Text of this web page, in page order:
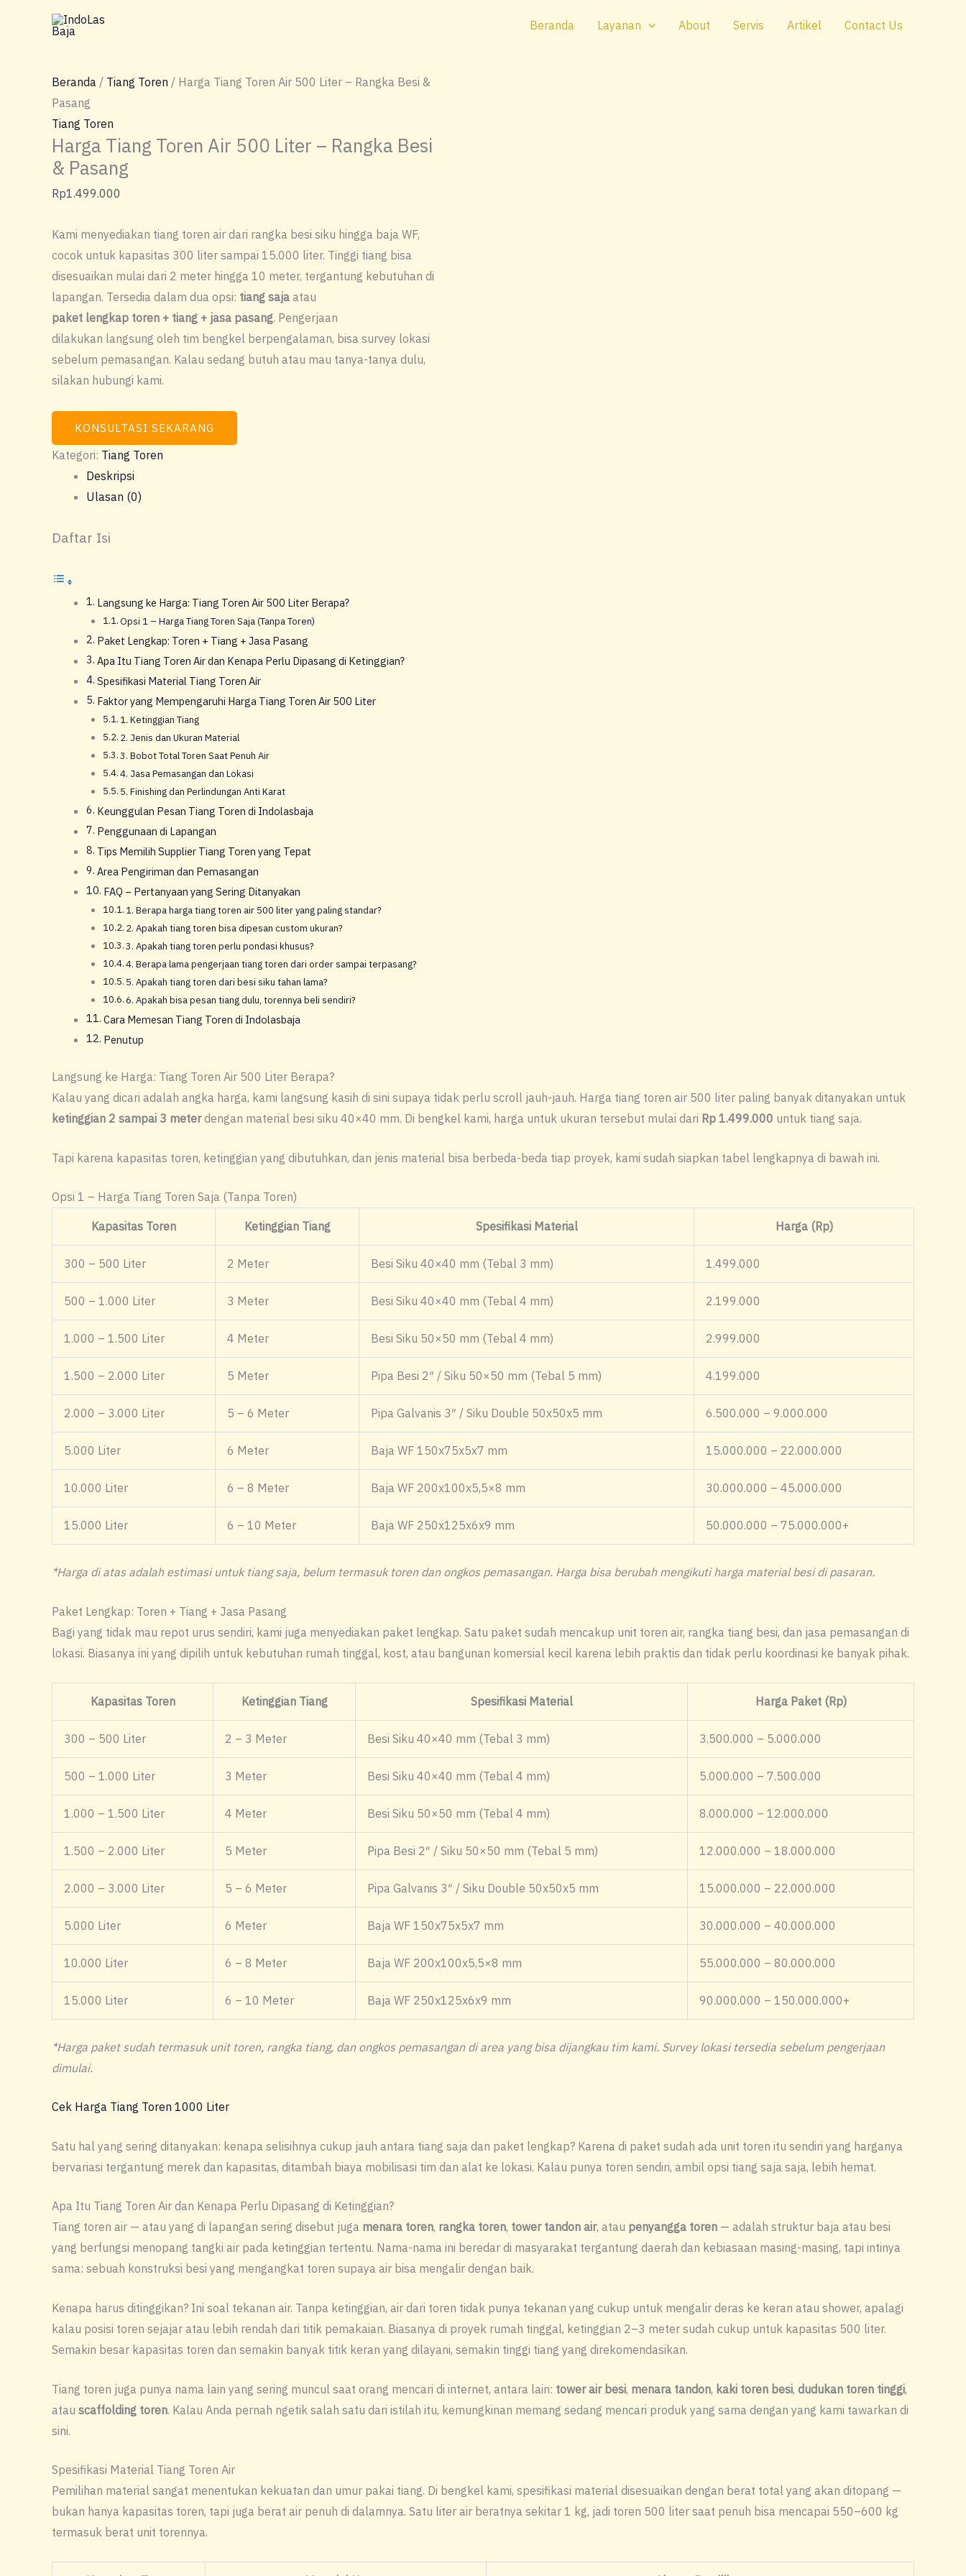
Beranda Layanan About Servis Artikel Contact Us
Beranda / Tiang Toren / Harga Tiang Toren Air 500 Liter – Rangka Besi &
Pasang
Tiang Toren
Harga Tiang Toren Air 500 Liter – Rangka Besi
& Pasang
Rp1.499.000
Kami menyediakan tiang toren air dari rangka besi siku hingga baja WF,
cocok untuk kapasitas 300 liter sampai 15.000 liter. Tinggi tiang bisa
disesuaikan mulai dari 2 meter hingga 10 meter, tergantung kebutuhan di
lapangan. Tersedia dalam dua opsi: tiang saja atau
paket lengkap toren + tiang + jasa pasang. Pengerjaan
dilakukan langsung oleh tim bengkel berpengalaman, bisa survey lokasi
sebelum pemasangan. Kalau sedang butuh atau mau tanya-tanya dulu,
silakan hubungi kami.
KONSULTASI SEKARANG
Kategori: Tiang Toren
Deskripsi
Ulasan (0)
Daftar Isi
Langsung ke Harga: Tiang Toren Air 500 Liter Berapa?
Opsi 1 – Harga Tiang Toren Saja (Tanpa Toren)
Paket Lengkap: Toren + Tiang + Jasa Pasang
Apa Itu Tiang Toren Air dan Kenapa Perlu Dipasang di Ketinggian?
Spesifikasi Material Tiang Toren Air
Faktor yang Mempengaruhi Harga Tiang Toren Air 500 Liter
1. Ketinggian Tiang
2. Jenis dan Ukuran Material
3. Bobot Total Toren Saat Penuh Air
4. Jasa Pemasangan dan Lokasi
5. Finishing dan Perlindungan Anti Karat
Keunggulan Pesan Tiang Toren di Indolasbaja
Penggunaan di Lapangan
Tips Memilih Supplier Tiang Toren yang Tepat
Area Pengiriman dan Pemasangan
FAQ – Pertanyaan yang Sering Ditanyakan
1. Berapa harga tiang toren air 500 liter yang paling standar?
2. Apakah tiang toren bisa dipesan custom ukuran?
3. Apakah tiang toren perlu pondasi khusus?
4. Berapa lama pengerjaan tiang toren dari order sampai terpasang?
5. Apakah tiang toren dari besi siku tahan lama?
6. Apakah bisa pesan tiang dulu, torennya beli sendiri?
Cara Memesan Tiang Toren di Indolasbaja
Penutup
Langsung ke Harga: Tiang Toren Air 500 Liter Berapa?
Kalau yang dicari adalah angka harga, kami langsung kasih di sini supaya tidak perlu scroll jauh-jauh. Harga tiang toren air 500 liter paling banyak ditanyakan untuk
ketinggian 2 sampai 3 meterdengan material besi siku 40×40 mm. Di bengkel kami, harga untuk ukuran tersebut mulai dari Rp 1.499.000 untuk tiang saja.
Tapi karena kapasitas toren, ketinggian yang dibutuhkan, dan jenis material bisa berbeda-beda tiap proyek, kami sudah siapkan tabel lengkapnya di bawah ini.
Opsi 1 – Harga Tiang Toren Saja (Tanpa Toren)
Kapasitas Toren Ketinggian Tiang Spesifikasi Material Harga (Rp)
300 – 500 Liter 2 Meter Besi Siku 40×40 mm (Tebal 3 mm) 1.499.000
500 – 1.000 Liter 3 Meter Besi Siku 40×40 mm (Tebal 4 mm) 2.199.000
1.000 – 1.500 Liter 4 Meter Besi Siku 50×50 mm (Tebal 4 mm) 2.999.000
1.500 – 2.000 Liter 5 Meter Pipa Besi 2″ / Siku 50×50 mm (Tebal 5 mm) 4.199.000
2.000 – 3.000 Liter 5 – 6 Meter Pipa Galvanis 3″ / Siku Double 50x50x5 mm 6.500.000 – 9.000.000
5.000 Liter 6 Meter Baja WF 150x75x5x7 mm 15.000.000 – 22.000.000
10.000 Liter 6 – 8 Meter Baja WF 200x100x5,5×8 mm 30.000.000 – 45.000.000
15.000 Liter 6 – 10 Meter Baja WF 250x125x6x9 mm 50.000.000 – 75.000.000+
*Harga di atas adalah estimasi untuk tiang saja, belum termasuk toren dan ongkos pemasangan. Harga bisa berubah mengikuti harga material besi di pasaran.
Paket Lengkap: Toren + Tiang + Jasa Pasang
Bagi yang tidak mau repot urus sendiri, kami juga menyediakan paket lengkap. Satu paket sudah mencakup unit toren air, rangka tiang besi, dan jasa pemasangan di
lokasi. Biasanya ini yang dipilih untuk kebutuhan rumah tinggal, kost, atau bangunan komersial kecil karena lebih praktis dan tidak perlu koordinasi ke banyak pihak.
Kapasitas Toren Ketinggian Tiang Spesifikasi Material Harga Paket (Rp)
300 – 500 Liter 2 – 3 Meter Besi Siku 40×40 mm (Tebal 3 mm) 3.500.000 – 5.000.000
500 – 1.000 Liter 3 Meter Besi Siku 40×40 mm (Tebal 4 mm) 5.000.000 – 7.500.000
1.000 – 1.500 Liter 4 Meter Besi Siku 50×50 mm (Tebal 4 mm) 8.000.000 – 12.000.000
1.500 – 2.000 Liter 5 Meter Pipa Besi 2″ / Siku 50×50 mm (Tebal 5 mm) 12.000.000 – 18.000.000
2.000 – 3.000 Liter 5 – 6 Meter Pipa Galvanis 3″ / Siku Double 50x50x5 mm 15.000.000 – 22.000.000
5.000 Liter 6 Meter Baja WF 150x75x5x7 mm 30.000.000 – 40.000.000
10.000 Liter 6 – 8 Meter Baja WF 200x100x5,5×8 mm 55.000.000 – 80.000.000
15.000 Liter 6 – 10 Meter Baja WF 250x125x6x9 mm 90.000.000 – 150.000.000+
*Harga paket sudah termasuk unit toren, rangka tiang, dan ongkos pemasangan di area yang bisa dijangkau tim kami. Survey lokasi tersedia sebelum pengerjaan
dimulai.
Cek Harga Tiang Toren 1000 Liter
Satu hal yang sering ditanyakan: kenapa selisihnya cukup jauh antara tiang saja dan paket lengkap? Karena di paket sudah ada unit toren itu sendiri yang harganya
bervariasi tergantung merek dan kapasitas, ditambah biaya mobilisasi tim dan alat ke lokasi. Kalau punya toren sendiri, ambil opsi tiang saja saja, lebih hemat.
Apa Itu Tiang Toren Air dan Kenapa Perlu Dipasang di Ketinggian?
Tiang toren air — atau yang di lapangan sering disebut juga menara toren, rangka toren, tower tandon air, atau penyangga toren — adalah struktur baja atau besi
yang berfungsi menopang tangki air pada ketinggian tertentu. Nama-nama ini beredar di masyarakat tergantung daerah dan kebiasaan masing-masing, tapi intinya
sama: sebuah konstruksi besi yang mengangkat toren supaya air bisa mengalir dengan baik.
Kenapa harus ditinggikan? Ini soal tekanan air. Tanpa ketinggian, air dari toren tidak punya tekanan yang cukup untuk mengalir deras ke keran atau shower, apalagi
kalau posisi toren sejajar atau lebih rendah dari titik pemakaian. Biasanya di proyek rumah tinggal, ketinggian 2–3 meter sudah cukup untuk kapasitas 500 liter.
Semakin besar kapasitas toren dan semakin banyak titik keran yang dilayani, semakin tinggi tiang yang direkomendasikan.
Tiang toren juga punya nama lain yang sering muncul saat orang mencari di internet, antara lain: tower air besi, menara tandon, kaki toren besi, dudukan toren tinggi,
atau scaffolding toren. Kalau Anda pernah ngetik salah satu dari istilah itu, kemungkinan memang sedang mencari produk yang sama dengan yang kami tawarkan di
sini.
Spesifikasi Material Tiang Toren Air
Pemilihan material sangat menentukan kekuatan dan umur pakai tiang. Di bengkel kami, spesifikasi material disesuaikan dengan berat total yang akan ditopang —
bukan hanya kapasitas toren, tapi juga berat air penuh di dalamnya. Satu liter air beratnya sekitar 1 kg, jadi toren 500 liter saat penuh bisa mencapai 550–600 kg
termasuk berat unit torennya.